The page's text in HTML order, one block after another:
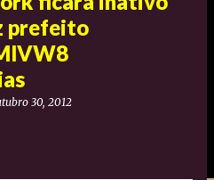
prefeito
30, 2012